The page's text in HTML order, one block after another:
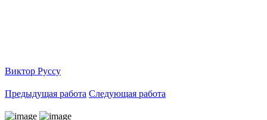
Виктор Руссу
Предыдущая работа Следующая работа